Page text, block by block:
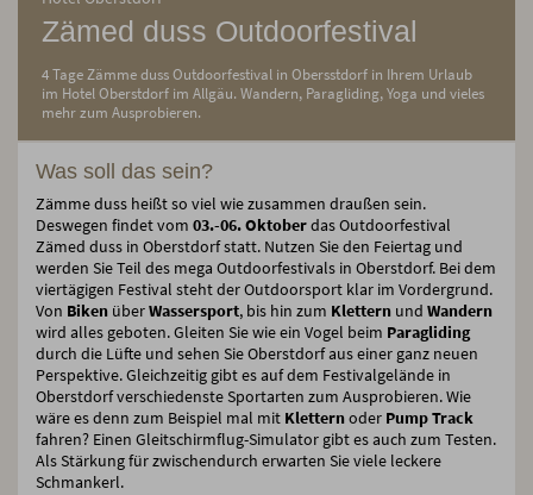
Zämed duss Outdoorfestival
4 Tage Zämme duss Outdoorfestival in Obersstdorf in Ihrem Urlaub
im Hotel Oberstdorf im Allgäu. Wandern, Paragliding, Yoga und vieles
mehr zum Ausprobieren.
Was soll das sein?
Zämme duss heißt so viel wie zusammen draußen sein.
Deswegen findet vom 03.-06. Oktoberdas Outdoorfestival
Zämed duss in Oberstdorf statt. Nutzen Sie den Feiertag und
werden Sie Teil des mega Outdoorfestivals in Oberstdorf. Bei dem
viertägigen Festival steht der Outdoorsport klar im Vordergrund.
Von Biken überWassersport, bis hin zum Klettern und Wandern
wird alles geboten. Gleiten Sie wie ein Vogel beim Paragliding
durch die Lüfte und sehen Sie Oberstdorf aus einer ganz neuen
Perspektive. Gleichzeitig gibt es auf dem Festivalgelände in
Oberstdorf verschiedenste Sportarten zum Ausprobieren. Wie
wäre es denn zum Beispiel mal mit Kletternoder Pump Track
fahren? Einen Gleitschirmflug-Simulator gibt es auch zum Testen.
Als Stärkung für zwischendurch erwarten Sie viele leckere
Schmankerl.